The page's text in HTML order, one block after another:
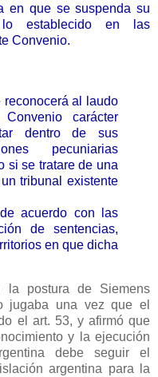
en que se suspenda su
establecido en las
Convenio.
reconocerá al laudo
carácter
dentro de sus
pecuniarias
si se tratare de una
tribunal existente
acuerdo con las
de sentencias,
en que dicha
la postura de Siemens
jugaba una vez que el
el art. 53, y afirmó que
y la ejecución
debe seguir el
argentina para la